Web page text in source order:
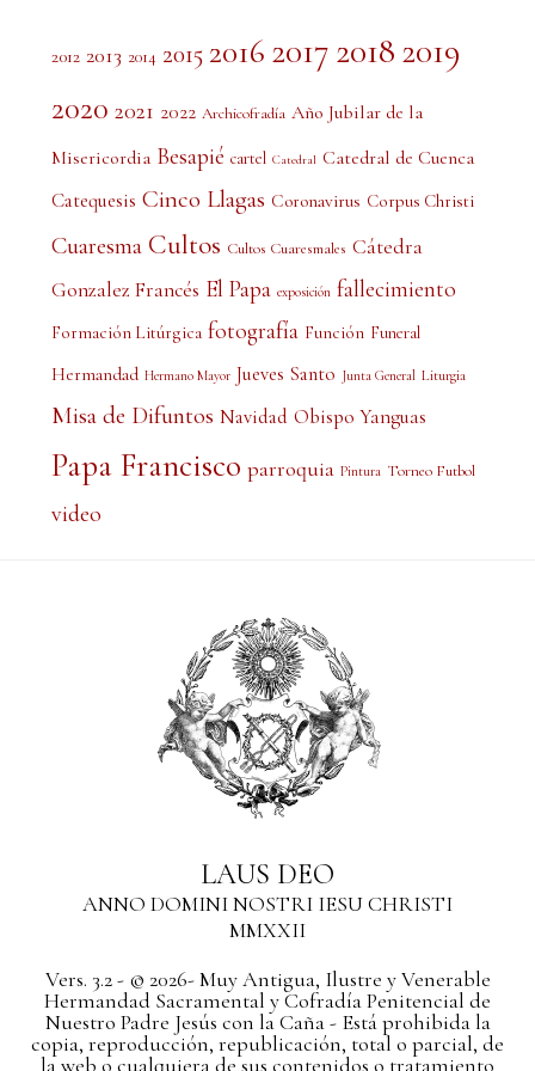
2012 2013 2014 2015 2016 2017 2018 2019
2020 2021 2022 Archicofradía Año Jubilar de la
Misericordia Besapié cartel Catedral Catedral de Cuenca
Catequesis Cinco Llagas Coronavirus Corpus Christi
Cuaresma Cultos Cultos Cuaresmales Cátedra
Gonzalez Francés El Papa exposición fallecimiento
Formación Litúrgica fotografía Función Funeral
Hermandad Hermano Mayor Jueves Santo Junta General Liturgia
Misa de Difuntos Navidad Obispo Yanguas
Papa Francisco parroquia Pintura Torneo Futbol
video
LAUS DEO
ANNO DOMINI NOSTRI IESU CHRISTI
MMXXII
Vers. 3.2 - © 2026- Muy Antigua, Ilustre y Venerable
Hermandad Sacramental y Cofradía Penitencial de
Nuestro Padre Jesús con la Caña - Está prohibida la
copia, reproducción, republicación, total o parcial, de
la web o cualquiera de sus contenidos o tratamiento